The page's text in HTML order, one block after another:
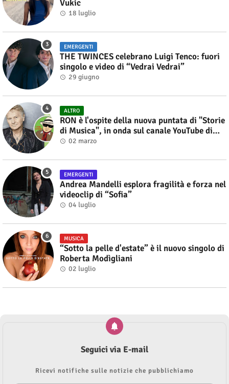
Vukic
18 luglio
EMERGENTI
THE TWINCES celebrano Luigi Tenco: fuori
singolo e video di “Vedrai Vedrai”
29 giugno
ALTRO
RON è l'ospite della nuova puntata di "Storie
di Musica", in onda sul canale YouTube di
Alberto Salerno
02 marzo
EMERGENTI
Andrea Mandelli esplora fragilità e forza nel
videoclip di “Sofia”
04 luglio
MUSICA
“Sotto la pelle d'estate” è il nuovo singolo di
Roberta Modìgliani
02 luglio
Seguici via E-mail
Ricevi notifiche sulle notizie che pubblichiamo